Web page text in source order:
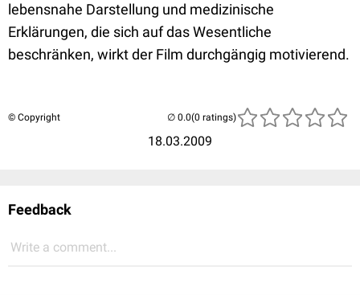
lebensnahe Darstellung und medizinische
Erklärungen, die sich auf das Wesentliche
beschränken, wirkt der Film durchgängig motivierend.
© Copyright
18.03.2009
(0 ratings)
Feedback
Write a comment...